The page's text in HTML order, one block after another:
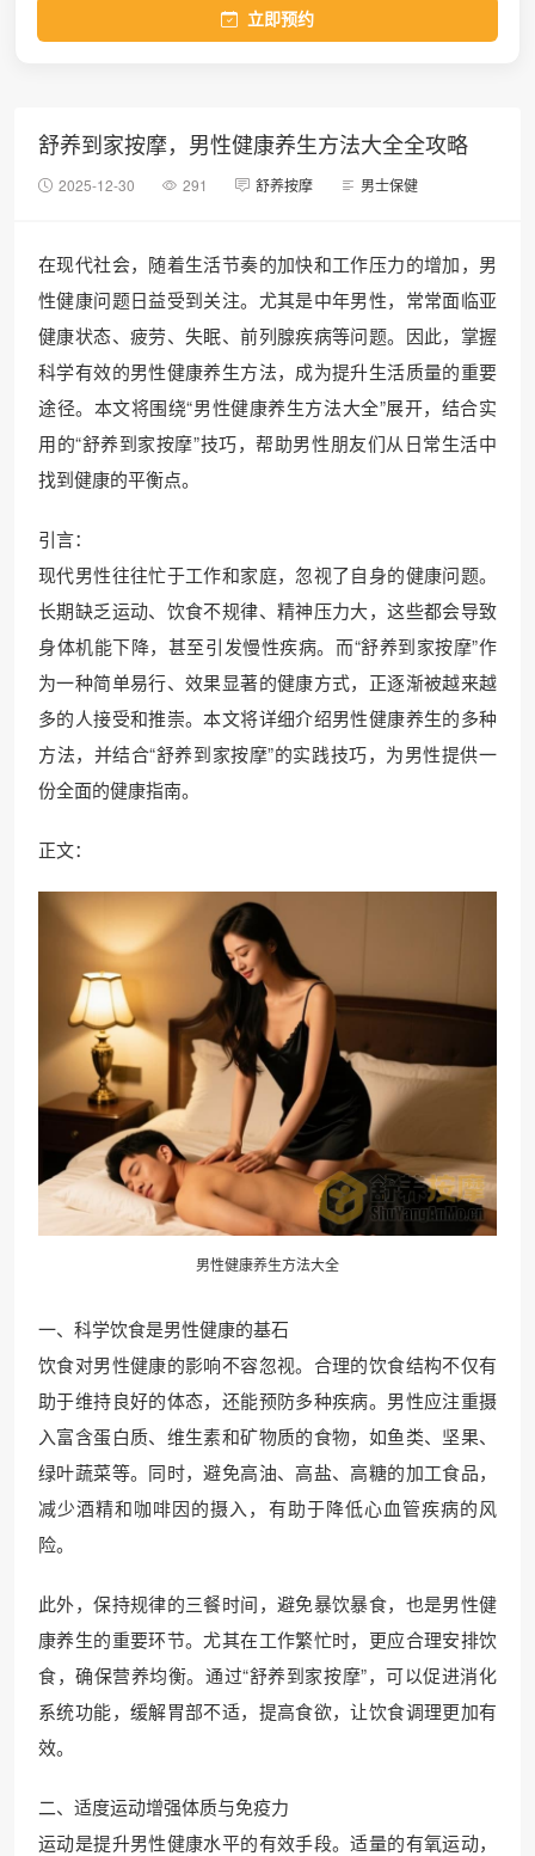
立即预约
舒养到家按摩，男性健康养生方法大全全攻略
2025-12-30 291 舒养按摩 男士保健
在现代社会，随着生活节奏的加快和工作压力的增加，男
性健康问题日益受到关注。尤其是中年男性，常常面临亚
健康状态、疲劳、失眠、前列腺疾病等问题。因此，掌握
科学有效的男性健康养生方法，成为提升生活质量的重要
途径。本文将围绕“男性健康养生方法大全”展开，结合实
用的“舒养到家按摩”技巧，帮助男性朋友们从日常生活中
找到健康的平衡点。
引言：
现代男性往往忙于工作和家庭，忽视了自身的健康问题。
长期缺乏运动、饮食不规律、精神压力大，这些都会导致
身体机能下降，甚至引发慢性疾病。而“舒养到家按摩”作
为一种简单易行、效果显著的健康方式，正逐渐被越来越
多的人接受和推崇。本文将详细介绍男性健康养生的多种
方法，并结合“舒养到家按摩”的实践技巧，为男性提供一
份全面的健康指南。
正文：
男性健康养生方法大全
一、科学饮食是男性健康的基石
饮食对男性健康的影响不容忽视。合理的饮食结构不仅有
助于维持良好的体态，还能预防多种疾病。男性应注重摄
入富含蛋白质、维生素和矿物质的食物，如鱼类、坚果、
绿叶蔬菜等。同时，避免高油、高盐、高糖的加工食品，
减少酒精和咖啡因的摄入，有助于降低心血管疾病的风
险。
此外，保持规律的三餐时间，避免暴饮暴食，也是男性健
康养生的重要环节。尤其在工作繁忙时，更应合理安排饮
食，确保营养均衡。通过“舒养到家按摩”，可以促进消化
系统功能，缓解胃部不适，提高食欲，让饮食调理更加有
效。
二、适度运动增强体质与免疫力
运动是提升男性健康水平的有效手段。适量的有氧运动，